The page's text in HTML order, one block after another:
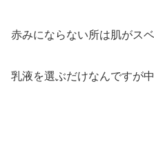
赤みにならない所は肌がス
乳液を選ぶだけなんですが